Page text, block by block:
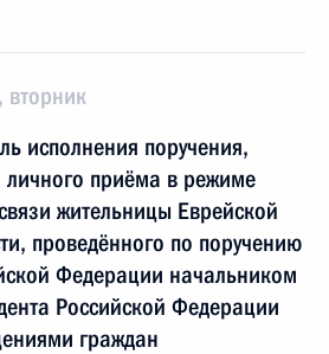
исполнения поручения,
личного приёма в режиме
жительницы Еврейской
проведённого по поручению
Федерации начальником
Российской Федерации
граждан